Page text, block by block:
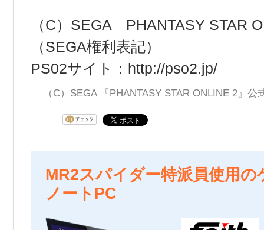
（C）SEGA PHANTASY STAR
（SEGA権利表記）
PS02サイト： http://pso2.jp/
（C）SEGA 『PHANTASY STAR ONLINE 2』
MR2スパイダー特派員使用の
ノートPC